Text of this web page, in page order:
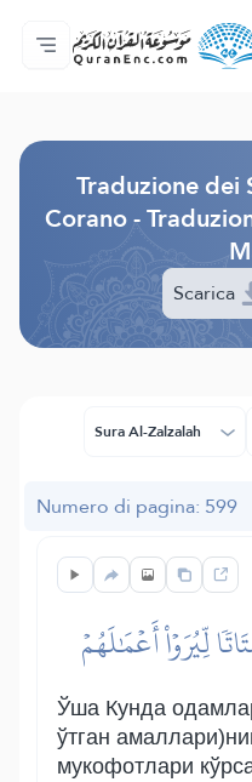
Home
Indice traduzioni
Audio
Servizi per
Sul progetto
Contattaci
Lingua
Traduzione
Corano -
Scarica
Sura Al-Zalzalah
Numero di pagina: 599
لِّيُرَوۡاْ أَعۡمَٰلَهُمۡ
Ўша Кунда
ўтган
мукофотлари